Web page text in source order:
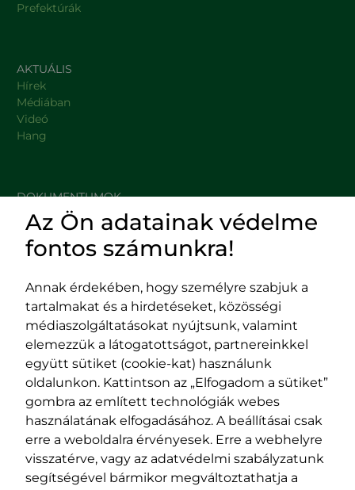
Prefektúrák
AKTUÁLIS
Hírek
Médiában
Videó
Hang
DOKUMENTUMOK
HASZNOS LINKEK
Impresszum
Adatvédelmi szabályzat
EPP program
400029 Kolozsvár,
Fürdő (Card. Iuliu Hossu) utca, 41.
szám
tel/fax:0723 250 321
email:office@rmdsz.ro
400489 Kolozsvár,
Majális utca, 60.
szám
tel/fax:0264 590 758
email:
office@rmdsz.ro
Az Ön adatainak védelme
fontos számunkra!
Annak érdekében, hogy személyre szabjuk a
tartalmakat és a hirdetéseket, közösségi
médiaszolgáltatásokat nyújtsunk, valamint
elemezzük a látogatottságot, partnereinkkel
együtt sütiket (cookie-kat) használunk
oldalunkon. Kattintson az „Elfogadom a sütiket”
gombra az említett technológiák webes
használatának elfogadásához. A beállításai csak
erre a weboldalra érvényesek. Erre a webhelyre
visszatérve, vagy az adatvédelmi szabályzatunk
segítségével bármikor megváltoztathatja a